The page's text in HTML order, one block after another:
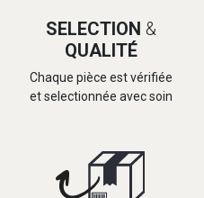
SELECTION &
QUALITÉ
Chaque pièce est vérifiée
et selectionnée avec soin